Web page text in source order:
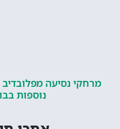
נסיעה מפלובדיב ליעדי
נוספות בבולגריה